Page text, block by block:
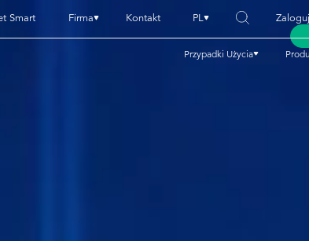
Smart Firma Kontakt PL
Przypadki Użycia